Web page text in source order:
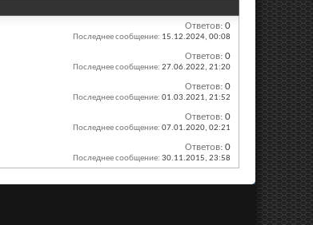
Ответов: 0
Последнее сообщение: 15.12.2024, 00:08
Ответов: 0
Последнее сообщение: 27.06.2022, 21:20
Ответов: 0
Последнее сообщение: 01.03.2021, 21:52
Ответов: 0
Последнее сообщение: 07.01.2020, 02:21
Ответов: 0
Последнее сообщение: 30.11.2015, 23:58